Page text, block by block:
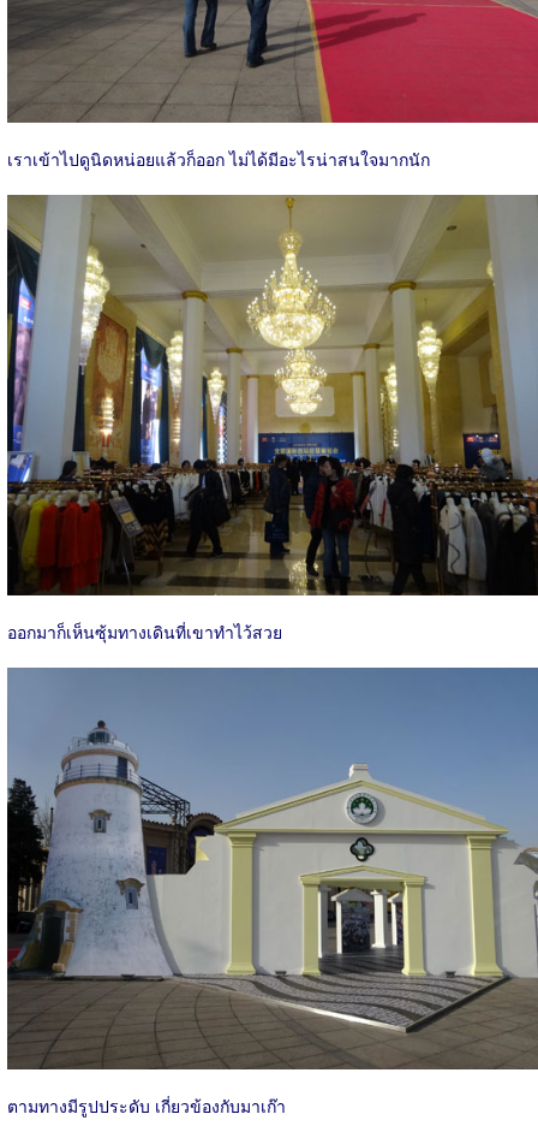
เราเข้าไปดูนิดหน่อยแล้วก็ออก ไม่ได้มีอะไรน่าสนใจมากนัก
ออกมาก็เห็นซุ้มทางเดินที่เขาทำไว้สวย
ตามทางมีรูปประดับ เกี่ยวข้องกับมาเก๊า